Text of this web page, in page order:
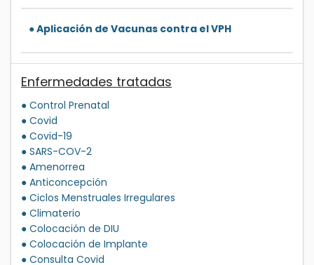
● Aplicación de Vacunas contra el VPH
Enfermedades tratadas
● Control Prenatal
● Covid
● Covid-19
● SARS-COV-2
● Amenorrea
● Anticoncepción
● Ciclos Menstruales Irregulares
● Climaterio
● Colocación de DIU
● Colocación de Implante
● Consulta Covid